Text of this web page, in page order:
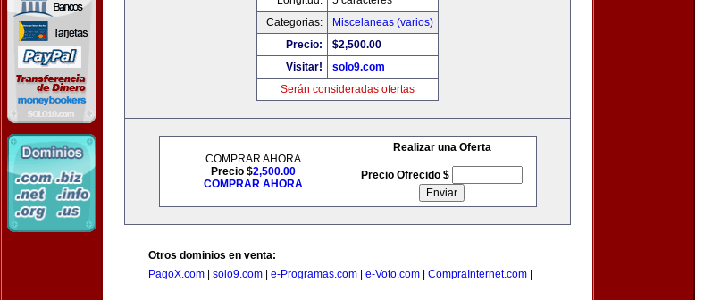
Categorias:
Miscelaneas (varios)
Precio:
$2,500.00
Visitar!
solo9.com
Serán consideradas ofertas
COMPRAR AHORA
Precio $2,500.00
COMPRAR AHORA
Realizar una Oferta
Precio Ofrecido $
Otros dominios en venta:
PagoX.com
solo9.com e-Programas.com e-Voto.com CompraInternet.com